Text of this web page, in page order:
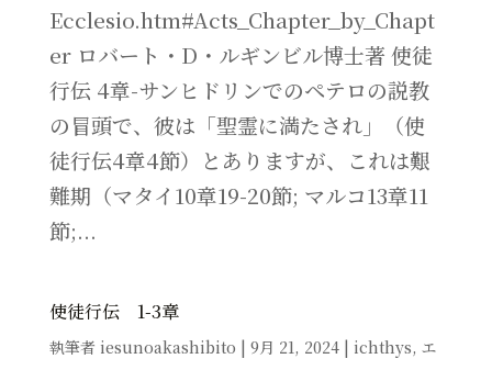
Ecclesio.htm#Acts_Chapter_by_Chapt
er ロバート・D・ルギンビル博士著 使徒
行伝 4章-サンヒドリンでのペテロの説教
の冒頭で、彼は「聖霊に満たされ」（使
徒行伝4章4節）とありますが、これは艱
難期（マタイ10章19-20節; マルコ13章11
節;...
使徒行伝 1-3章
執筆者 iesunoakashibito | 9月 21, 2024| ichthys, エ